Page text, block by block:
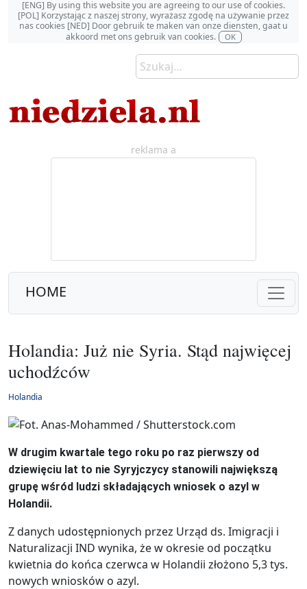
[ENG] By using this website you are agreeing to our use of cookies.
[POL] Korzystając z naszej strony, wyrażasz zgodę na używanie przez
nas cookies [NED] Door gebruik te maken van onze diensten, gaat u
akkoord met ons gebruik van cookies.
OK
reklama a
HOME
Holandia: Już nie Syria. Stąd najwięcej
uchodźców
Holandia
W drugim kwartale tego roku po raz pierwszy od
dziewięciu lat to nie Syryjczycy stanowili największą
grupę wśród ludzi składających wniosek o azyl w
Holandii.
Z danych udostępnionych przez Urząd ds. Imigracji i
Naturalizacji IND wynika, że w okresie od początku
kwietnia do końca czerwca w Holandii złożono 5,3 tys.
nowych wniosków o azyl.